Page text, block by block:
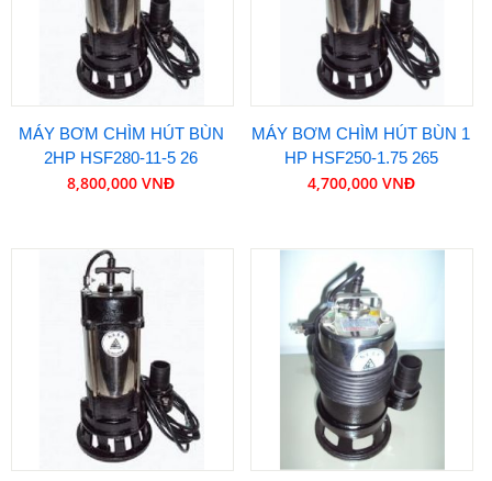
MÁY BƠM CHÌM HÚT BÙN
2HP HSF280-11-5 26
8,800,000 VNĐ
MÁY BƠM CHÌM HÚT BÙN 1
HP HSF250-1.75 265
4,700,000 VNĐ